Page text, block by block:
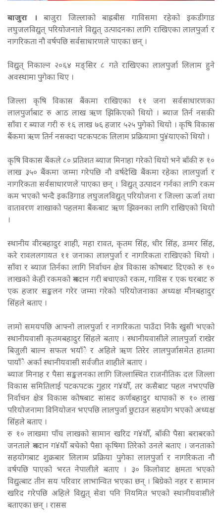
बाजुरा । बाजुरा जिल्लाको बाह्रबीस गाविसमा रहेको इकडीगाड
लघुजलविद्युत् परियोजनाले विद्युत् उत्पादनका लागि राखिएका लालपुर्जा र
नागरिकता नौ वर्षपछि सर्वसाधारणले पाएका छन् ।
विद्युत् निकाल्न २०६४ मङ्सिर ८ गते राखिएका लालपुर्जा लिलाम हुने
अवस्थामा पुगेका थिए ।
जिल्ला कृषि विकास बैंकमा राखिएका ११ जना सर्वसाधारणका
लालपुर्जाबाट रु आठ लाख ऋण झिकिएको थियो । ब्याज तिर्न नसकी
साँवा र ब्याज गरी रु १६ लाख ७६ हजार ५२५ पुगेको थियो । कृषि विकास
बैंकमा ऋण तिर्न नसक्दा पटकपटक लिलाम प्रक्रियामा पु¥याएको थियो ।
कृषि विकास बैंकले ८० प्रतिशत ब्याज मिनाहा गरेको थियो भने बाँकी रु १०
लाख ३५० बैंकमा जम्मा गरेपछि नौ वर्षदेखि बैंकमा रहेका लालपुर्जा र
नागरिकता सर्वसाधारणले पाएका छन् । विद्युत् उत्पादन गर्नका लागि रकम
कम भएको भन्दै इकडिगाड लघुजलविद्युत् परियोजना र जिल्ला ऊर्जा तथा
वातावरण शाखाको पहलमा बैंकबाट ऋण झिक्नका लागि राखिएको थियो
।
स्थानीय वीरबहादुर शाही, महा रावत, कृतम सिंह, धीर सिंह, डम्मर सिंह,
करे रावललगायत ११ जनाका लालपुर्जा र नागरिकता राखिएको थियो ।
साँवा र ब्याज तिर्नका लागि निर्वाचन क्षेत्र विकास कोषबाट दिएको रु १०
लाखको केही रकमको श्रमदान गरी बचाएको रकम, गाविस र एक घरबाट रु
एक हजार सङ्कलन गरेर जम्मा गरेको परियोजनाका अध्यक्ष मीनबहादुर
सिंहले बताए ।
लामो समयपछि आफ्नो लालपुर्जा र नागरिकता पाउँदा निकै खुसी भएको
स्थानीयवासी कृतमबहादुर सिंहले बताए । स्थानीयवासीले लालपुर्जा राखेर
बिजुली बाल्न सफल भयाँै र अहिले ऋण तिरेर लालपुर्जासमेत हातमा
पायाँै अर्का स्थानीयवासी सर्वजीत शाहीले बताए ।
ब्याज मिनाह र पैसा सङ्कलनका लागि जिल्लास्थित राजनीतिक दल जिल्ला
विकास समितिलाई पटकपटक गुहार ग¥यौँ, तर कसैबाट पहल नभएपछि
निर्वाचन क्षेत्र विकास कोषबाट सांसद कर्णबहादुर थापाको रु १० लाख
परियोजनामा विनियोजन भएपछि लालपुर्जा छुटाउन सहयोग भएको अध्यक्ष
सिंहले बताए ।
रु १० लाखमा पाँच लाखको सामान खरिद ग¥यौँ, बाँकी पैसा बराबरको
जनताले श्रमदान ग¥यौँ बचेको पैसा कृषिमा तिरेको उनले बताए । जनताको
सहयोगबाट शुक्रबार लिलाम प्रक्रिया पुगेका लालपुर्जा र नागरिकता नौ
वर्षपछि पाएको भरत नेपालीले बताए । ३० किलोवाट क्षमता भएको
विद्युत्बाट तीन सय परिवार लाभान्वित भएका छन् । बिग्रेको नहर र सामान
खरिद गरेपछि अहिले विद्युत् सेवा पनि नियमित भएको स्थानीयवासीले
बताएका छन् । रासस